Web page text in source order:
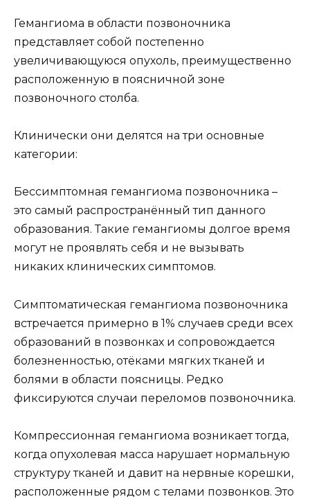
Гемангиома в области позвоночника
представляет собой постепенно
увеличивающуюся опухоль, преимущественно
расположенную в поясничной зоне
позвоночного столба.
Клинически они делятся на три основные
категории:
Бессимптомная гемангиома позвоночника –
это самый распространённый тип данного
образования. Такие гемангиомы долгое время
могут не проявлять себя и не вызывать
никаких клинических симптомов.
Симптоматическая гемангиома позвоночника
встречается примерно в 1% случаев среди всех
образований в позвонках и сопровождается
болезненностью, отёками мягких тканей и
болями в области поясницы. Редко
фиксируются случаи переломов позвоночника.
Компрессионная гемангиома возникает тогда,
когда опухолевая масса нарушает нормальную
структуру тканей и давит на нервные корешки,
расположенные рядом с телами позвонков. Это